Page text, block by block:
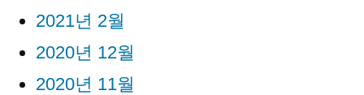
2021년 2월
2020년 12월
2020년 11월